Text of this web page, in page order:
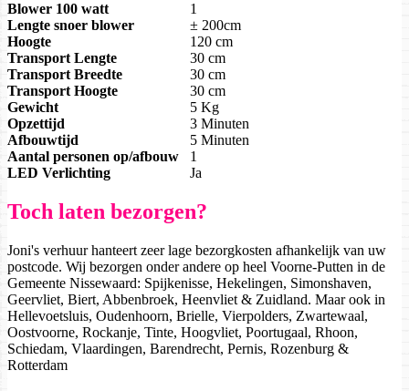
Blower 100 watt
1
Lengte snoer blower
± 200cm
Hoogte
120 cm
Transport Lengte
30 cm
Transport Breedte
30 cm
Transport Hoogte
30 cm
Gewicht
5 Kg
Opzettijd
3 Minuten
Afbouwtijd
5 Minuten
Aantal personen op/afbouw
1
LED Verlichting
Ja
Toch laten bezorgen?
Joni's verhuur hanteert zeer lage bezorgkosten afhankelijk van uw
postcode. Wij bezorgen onder andere op heel Voorne-Putten in de
Gemeente Nissewaard: Spijkenisse, Hekelingen, Simonshaven,
Geervliet, Biert, Abbenbroek, Heenvliet & Zuidland. Maar ook in
Hellevoetsluis, Oudenhoorn, Brielle, Vierpolders, Zwartewaal,
Oostvoorne, Rockanje, Tinte, Hoogvliet, Poortugaal, Rhoon,
Schiedam, Vlaardingen, Barendrecht, Pernis, Rozenburg &
Rotterdam